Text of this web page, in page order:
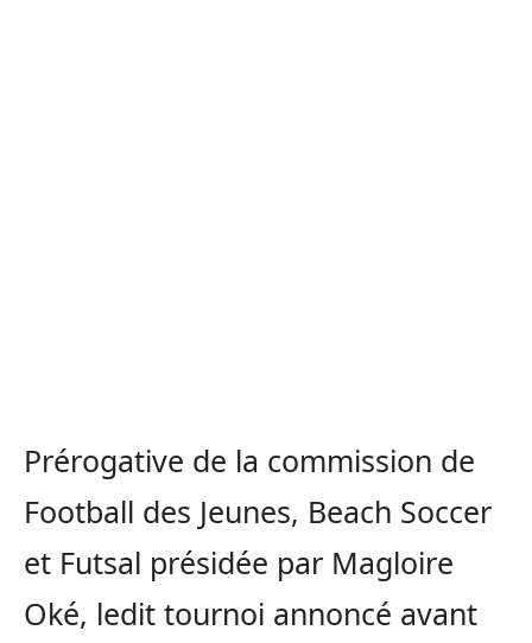
Prérogative de la commission de
Football des Jeunes, Beach Soccer
et Futsal présidée par Magloire
Oké, ledit tournoi annoncé avant